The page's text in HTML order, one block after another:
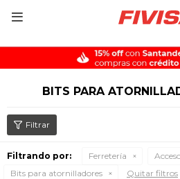

BITS PARA
Filtrando por: Ferretería
Bits para atornilladores
Quitar filtros